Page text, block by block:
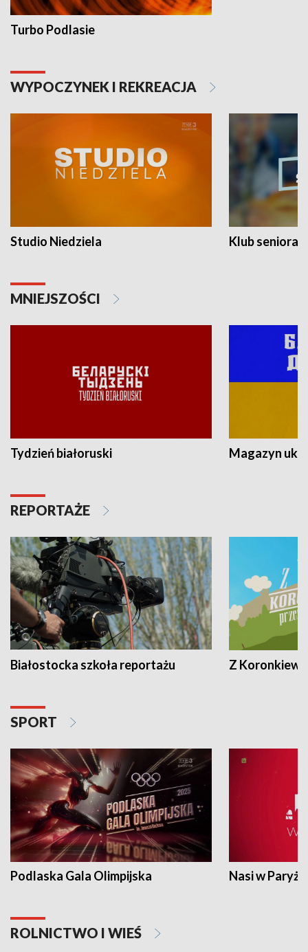
Turbo Podlasie
WYPOCZYNEK I REKREACJA
Studio Niedziela Klub seniora
MNIEJSZOŚCI
Tydzień białoruski Magazyn
REPORTAŻE
Białostocka szkoła reportażu Z
SPORT
Podlaska Gala Olimpijska Nasi w Paryżu
ROLNICTWO I WIEŚ